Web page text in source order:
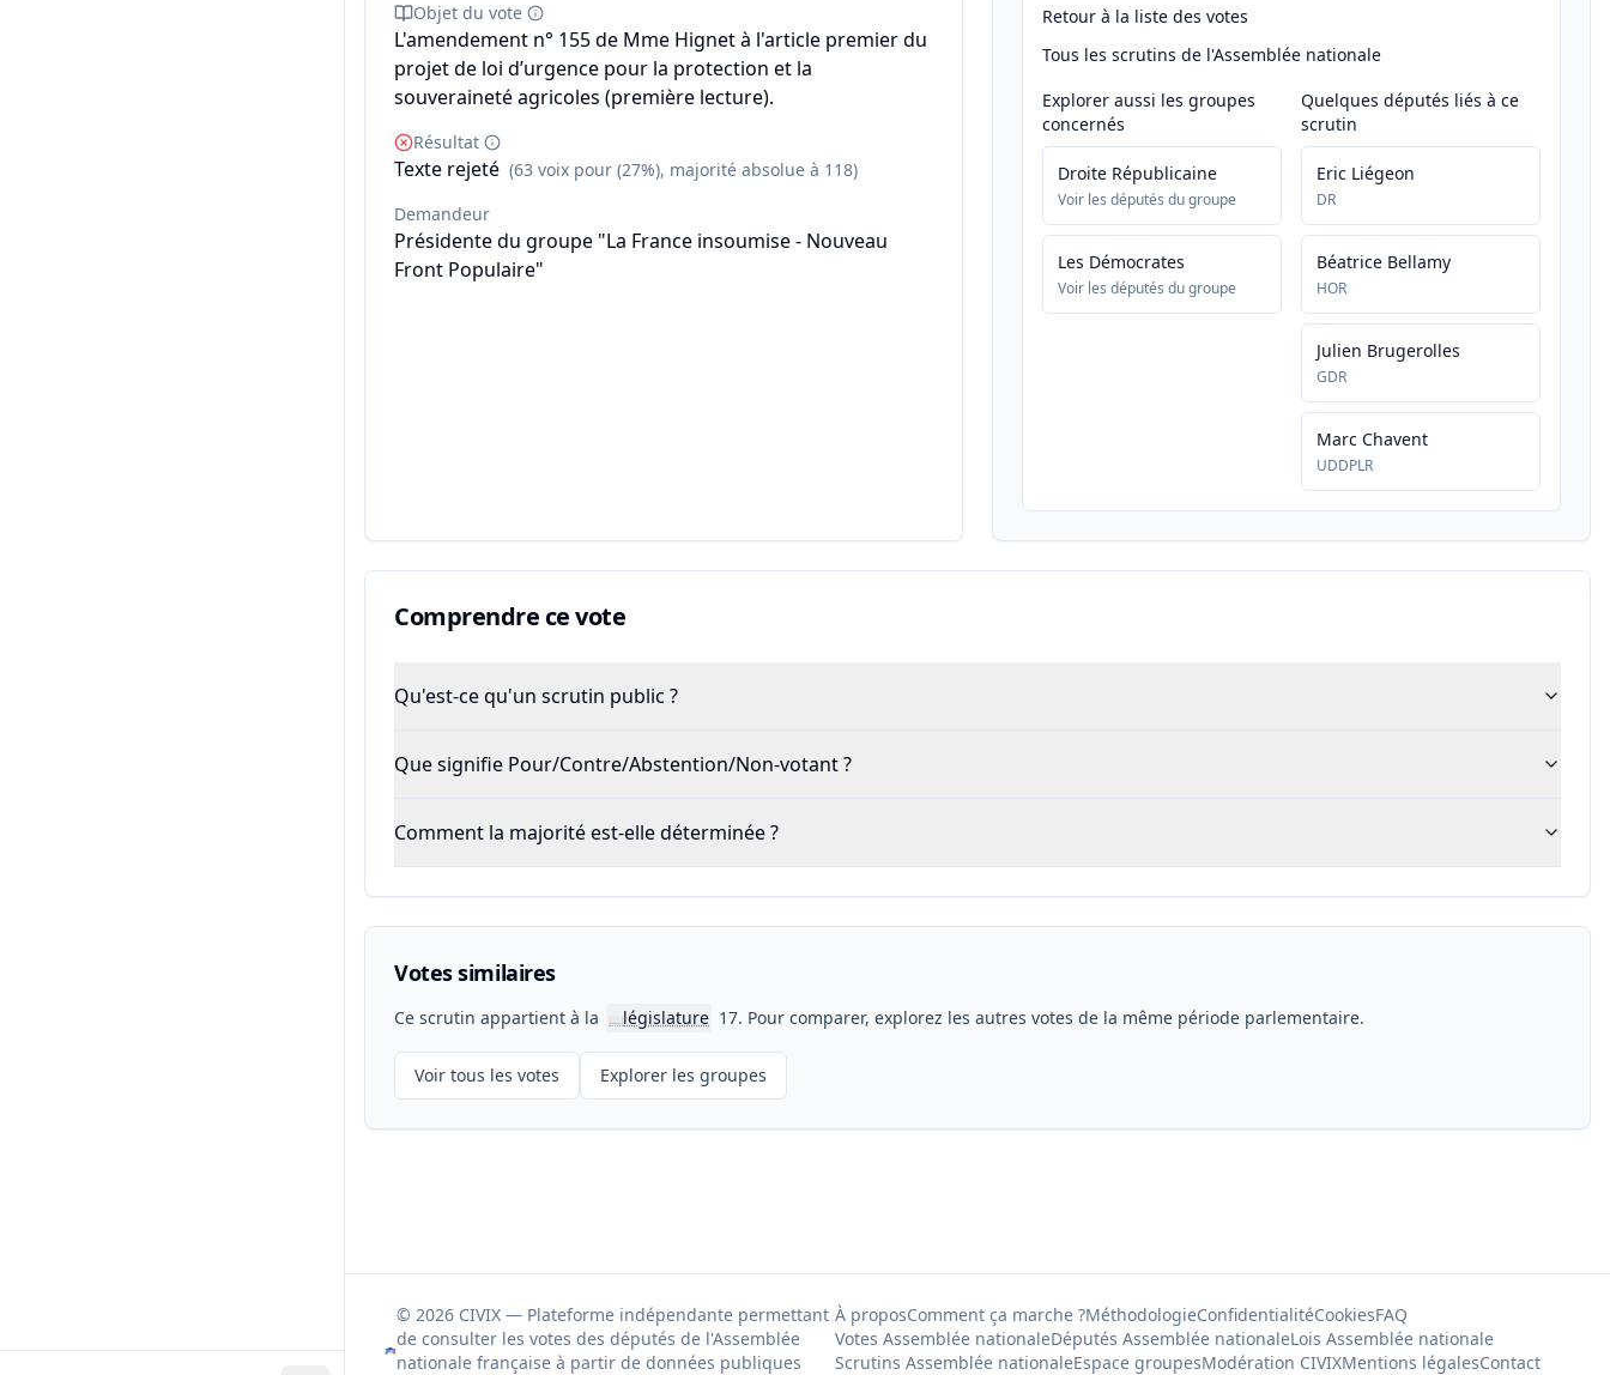
Objet du vote
L'amendement n° 155 de Mme Hignet à l'article premier du
projet de loi d’urgence pour la protection et la
souveraineté agricoles (première lecture).
Résultat
Texte rejeté (63 voix pour (27%), majorité absolue à 118)
Demandeur
Présidente du groupe "La France insoumise - Nouveau
Front Populaire"
Retour à la liste des votes
Tous les scrutins de l'Assemblée nationale
Explorer aussi les groupes
concernés
Droite Républicaine
Voir les députés du groupe
Les Démocrates
Voir les députés du groupe
Quelques députés liés à ce
scrutin
Eric Liégeon
DR
Béatrice Bellamy
HOR
Julien Brugerolles
GDR
Marc Chavent
UDDPLR
Comprendre ce vote
Qu'est-ce qu'un scrutin public ?
Que signifie Pour/Contre/Abstention/Non-votant ?
Comment la majorité est-elle déterminée ?
Votes similaires
Ce scrutin appartient à la 📖législature 17. Pour comparer, explorez les autres votes de la même période parlementaire.
Voir tous les votes Explorer les groupes
© 2026 CIVIX — Plateforme indépendante permettant
de consulter les votes des députés de l'Assemblée
nationale française à partir de données publiques
À proposComment ça marche ?MéthodologieConfidentialitéCookiesFAQ
Votes Assemblée nationaleDéputés Assemblée nationaleLois Assemblée nationale
Scrutins Assemblée nationaleEspace groupesModération CIVIXMentions légalesContact